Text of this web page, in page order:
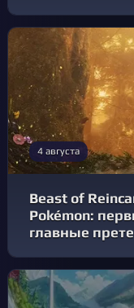
4 августа
Beast of
Pokémon:
главные